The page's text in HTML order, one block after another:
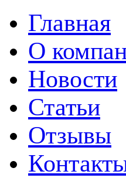
Главная
О
Новости
Статьи
Отзывы